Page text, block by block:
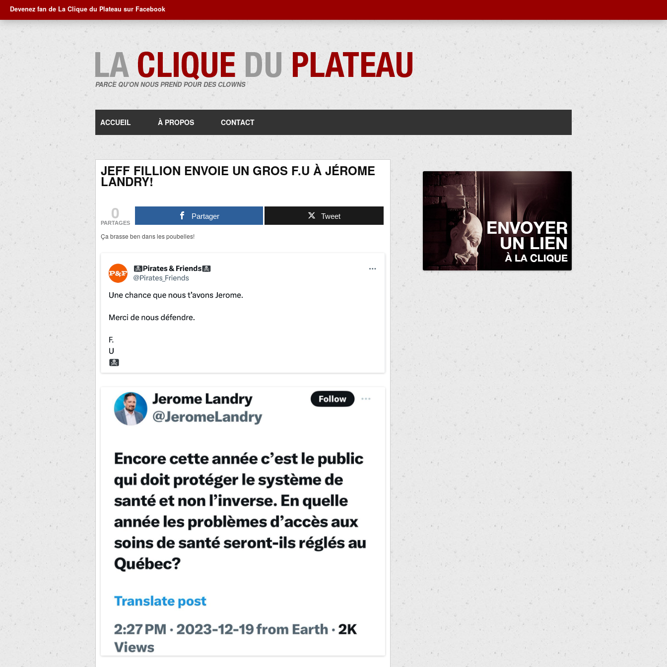
Devenez fan de La Clique du Plateau sur Facebook
PARCE QU'ON NOUS PREND POUR DES CLOWNS
au
ACCUEIL À PROPOS CONTACT
JEFF FILLION ENVOIE UN GROS F.U À JÉROME
LANDRY!
0
PARTAGES
Partager Tweet
Ça brasse ben dans les poubelles!